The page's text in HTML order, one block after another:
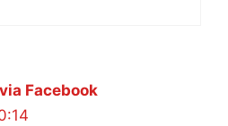
Facebook